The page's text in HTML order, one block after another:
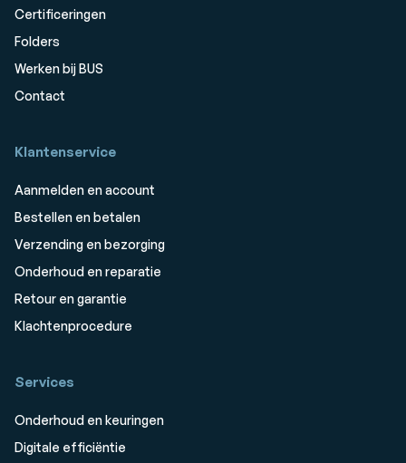
Certificeringen
Folders
Werken bij BUS
Contact
Klantenservice
Aanmelden en account
Bestellen en betalen
Verzending en bezorging
Onderhoud en reparatie
Retour en garantie
Klachtenprocedure
Services
Onderhoud en keuringen
Digitale efficiëntie